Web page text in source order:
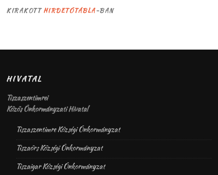
KIRAKOTT HIRDETŐTÁBLA-BAN
HIVATAL
Tiszaszentimrei
Közös Önkormányzati Hivatal
Tiszaszentimre Községi Önkormányzat
Tiszaörs Községi Önkormányzat
Tiszaigar Községi Önkormányzat